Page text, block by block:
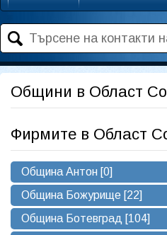
Общини в Област
Фирмите в Област
Община Антон [0]
Община Божурище [22]
Община Ботевград [104]